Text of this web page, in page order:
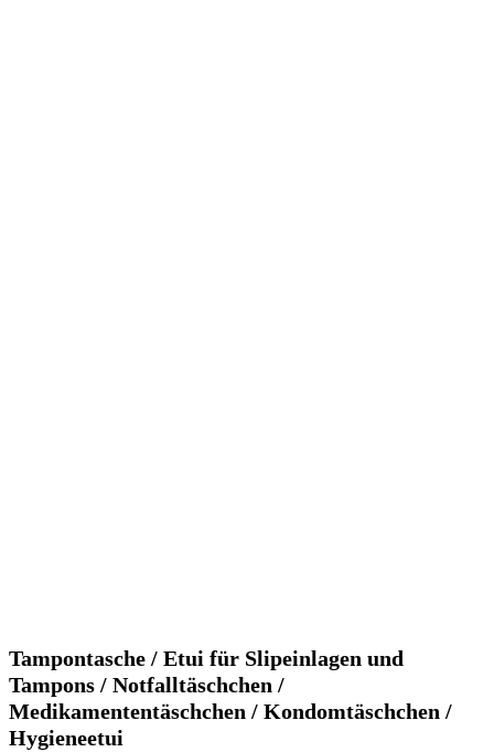
Tampontasche / Etui für Slipeinlagen und
Tampons / Notfalltäschchen /
Medikamententäschchen / Kondomtäschchen /
Hygieneetui